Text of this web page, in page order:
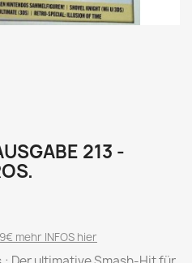
213 -
mehr INFOS hier